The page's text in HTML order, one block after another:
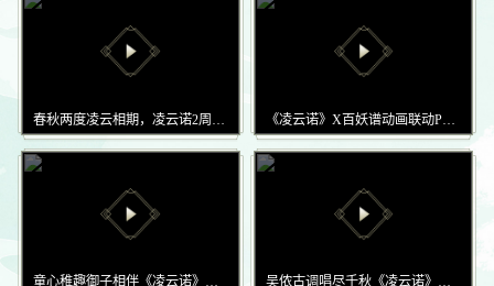
（刻）纸非遗文化，与新生代传承人倪婉文老师一同打造纪
念剪纸作品“韶光镌影”，见证非遗传承的新生之旅！
童心稚趣御子相伴《凌云诺》萌娃养成玩法宣传PV 吴侬古调唱尽千秋《凌云诺》昆曲联动正式揭幕！